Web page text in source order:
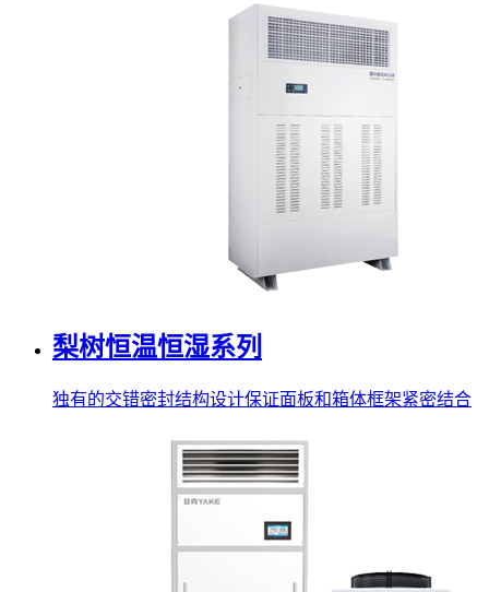
梨树恒温恒湿系列
独有的交错密封结构设计保证面板和箱体框架紧密结合